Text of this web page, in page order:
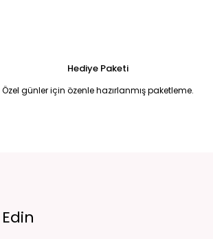
Hediye Paketi
Özel günler için özenle hazırlanmış paketleme.